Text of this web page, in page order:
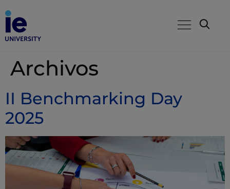
Archivos
II Benchmarking Day
2025